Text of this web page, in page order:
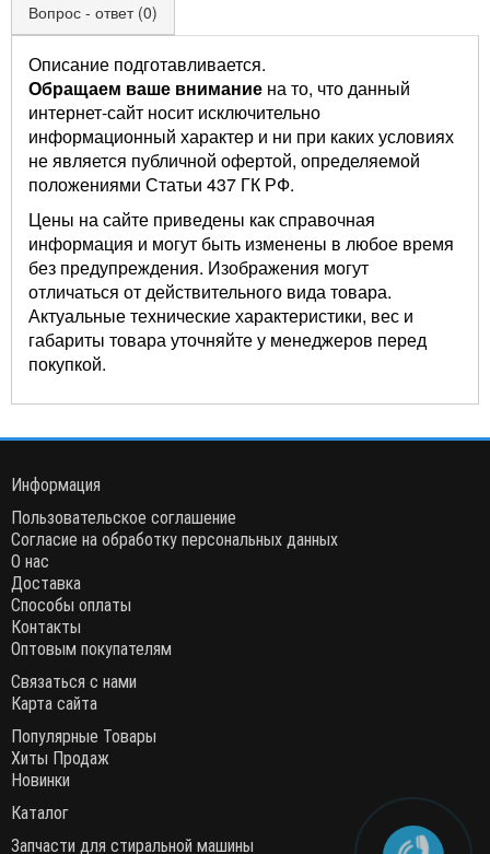
Вопрос - ответ (0)
Описание подготавливается.
Обращаем ваше внимание на то, что данный
интернет-сайт носит исключительно
информационный характер и ни при каких условиях
не является публичной офертой, определяемой
положениями Статьи 437 ГК РФ.
Цены на сайте приведены как справочная
информация и могут быть изменены в любое время
без предупреждения. Изображения могут
отличаться от действительного вида товара.
Актуальные технические характеристики, вес и
габариты товара уточняйте у менеджеров перед
покупкой.
Информация
Пользовательское соглашение
Согласие на обработку персональных данных
О нас
Доставка
Способы оплаты
Контакты
Оптовым покупателям
Связаться с нами
Карта сайта
Популярные Товары
Хиты Продаж
Новинки
Каталог
Запчасти для стиральной машины